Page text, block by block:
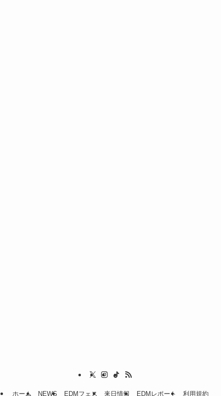
ホーム NEWS EDMフェス 来日情報 EDMレポート 利用規約